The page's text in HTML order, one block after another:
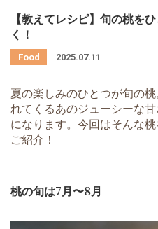
【教えてレシピ】旬の桃を
く！
2025.07.11
夏の楽しみのひとつが旬の
れてくるあのジューシーな
になります。今回はそんな
ご紹介！
桃の旬は7月〜8月